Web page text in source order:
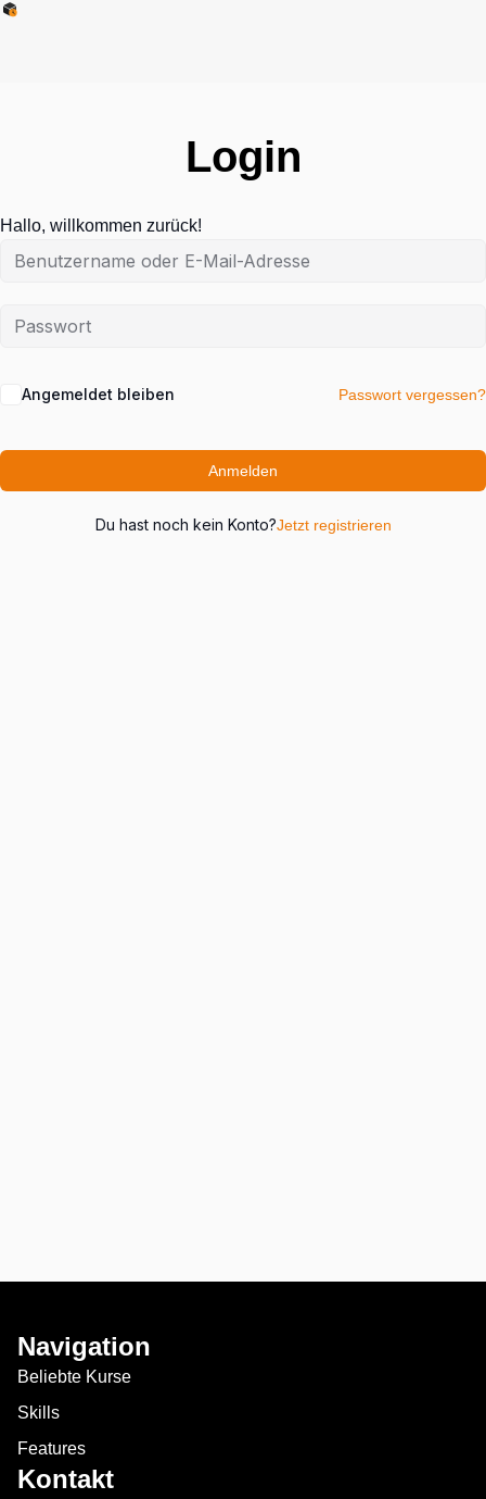
Login
Hallo, willkommen zurück!
Angemeldet bleiben Passwort vergessen?
Anmelden
Du hast noch kein Konto?Jetzt registrieren
Navigation
Beliebte Kurse
Skills
Features
Kontakt